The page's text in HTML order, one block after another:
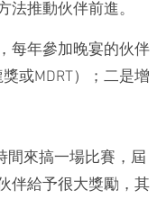
推動伙伴前進。
每年參加晚宴的伙伴
或MDRT）；二是增
間來搞一場比賽，屆
伴給予很大獎勵，其